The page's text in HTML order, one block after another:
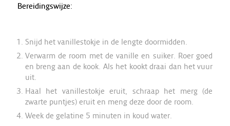
Bereidingswijze:
Snijd het vanillestokje in de lengte doormidden.
Verwarm de room met de vanille en suiker. Roer goed
en breng aan de kook. Als het kookt draai dan het vuur
uit.
Haal het vanillestokje eruit, schraap het merg (de
zwarte puntjes) eruit en meng deze door de room.
Week de gelatine 5 minuten in koud water.